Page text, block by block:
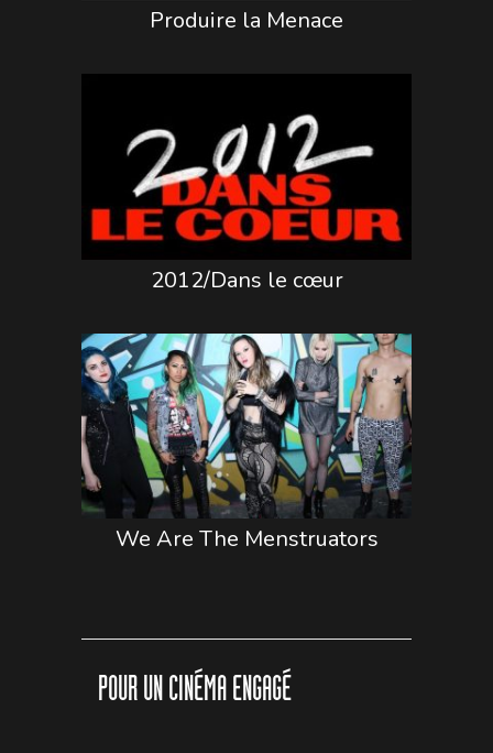
Produire la Menace
2012/Dans le cœur
We Are The Menstruators
POUR UN CINÉMA ENGAGÉ